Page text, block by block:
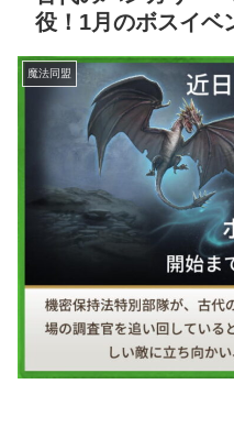
役！1月のボスイベ
魔法同盟